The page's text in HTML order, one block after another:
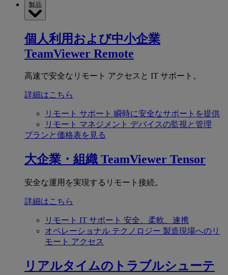
製品
個人利用および中小企業
TeamViewer Remote
高速で安全なリモート アクセスと IT サポート。
詳細はこちら
リモート サポート 瞬時に安全なサポートを提供
リモート マネジメント デバイスの監視と管理
プランと価格表を見る
大企業・組織 TeamViewer Tensor
安全な運用を実現するリモート接続。
詳細はこちら
リモート IT サポート 安全、柔軟、連携
オペレーショナル テクノロジー 製造現場へのリ
モート アクセス
リアルタイムのトラブルシューテ